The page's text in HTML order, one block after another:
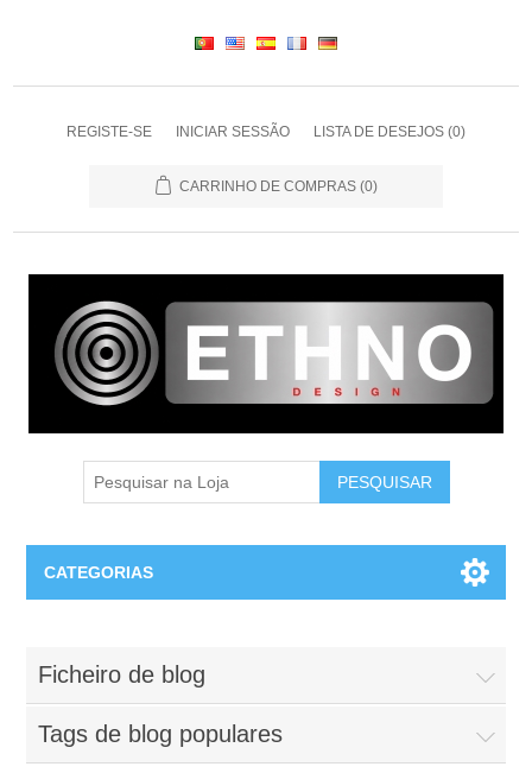
REGISTE-SE INICIAR SESSÃO LISTA DE DESEJOS (0)
CARRINHO DE COMPRAS (0)
PESQUISAR
CATEGORIAS
Ficheiro de blog
Tags de blog populares